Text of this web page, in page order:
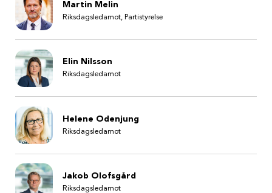
Martin Melin
Riksdagsledamot, Partistyrelse
Elin Nilsson
Riksdagsledamot
Helene Odenjung
Riksdagsledamot
Jakob Olofsgård
Riksdagsledamot